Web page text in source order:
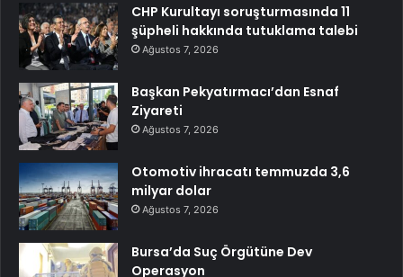
CHP Kurultayı soruşturmasında 11
şüpheli hakkında tutuklama talebi
Ağustos 7, 2026
Başkan Pekyatırmacı’dan Esnaf
Ziyareti
Ağustos 7, 2026
Otomotiv ihracatı temmuzda 3,6
milyar dolar
Ağustos 7, 2026
Bursa’da Suç Örgütüne Dev
Operasyon